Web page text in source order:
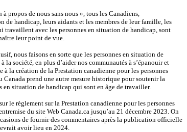
propos de nous sans nous », tous les Canadiens,
de handicap, leurs aidants et les membres de leur famille, les
travaillent avec les personnes en situation de handicap, sont
leur point de vue.
nous faisons en sorte que les personnes en situation de
société, en plus d’aider nos communautés à s’épanouir et
à la création de la Prestation canadienne pour les personnes
Canada prend une autre mesure historique pour soutenir la
en situation de handicap qui sont en âge de travailler.
le règlement sur la Prestation canadienne pour les personnes
du site Web Canada.ca jusqu’au 21 décembre 2023. On
de fournir des commentaires après la publication officielle
avoir lieu en 2024.